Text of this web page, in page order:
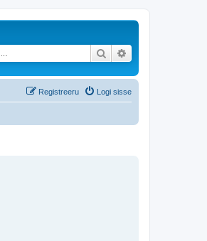
Otsi
Logi sisse
Registreeru